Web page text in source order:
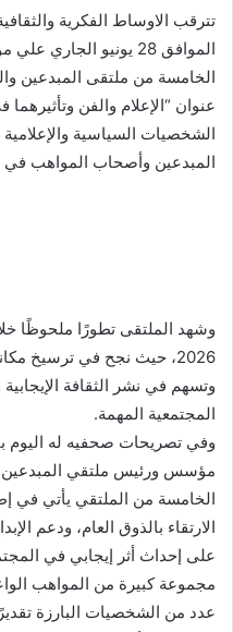
تترقب الاوساط الفكرية
الموافق 28 يونيو
الخامسة من ملتقى المبدعين
عنوان “الإعلام والفن
الشخصيات السياسية
المبدعين وأصحاب المواهب
وشهد الملتقى تطورًا ملحوظًا
2026، حيث نجح في ترسيخ
وتسهم في نشر الثقافة
المجتمعية المهمة.
وفي تصريحات صحفيه له اليوم
مؤسس ورئيس ملتقي المبدعين
الخامسة من الملتقي يأتي في
الارتقاء بالذوق العام، ودعم
على إحداث أثر إيجابي في
مجموعة كبيرة من المواهب
عدد من الشخصيات البارزة